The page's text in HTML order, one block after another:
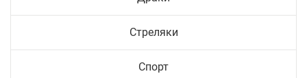
Стреляки
Спорт